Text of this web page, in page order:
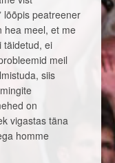
lõõpis peatreener
hea meel, et me
täidetud, ei
meil
siis
on
vigastas täna
homme